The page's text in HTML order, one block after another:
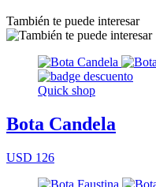
También te puede interesar
Quick shop
Bota Candela
USD 126